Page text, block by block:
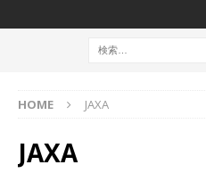
HOME JAXA
JAXA